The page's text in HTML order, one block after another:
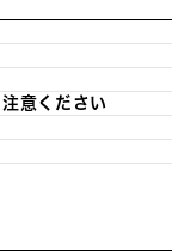
意ください